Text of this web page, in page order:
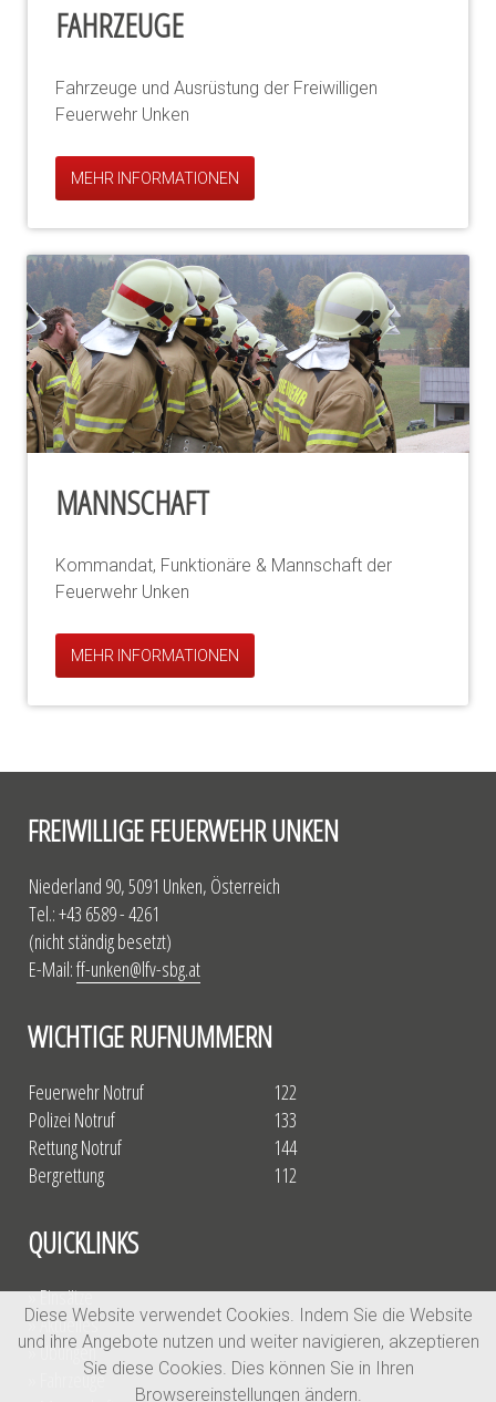
FAHRZEUGE
Fahrzeuge und Ausrüstung der Freiwilligen
Feuerwehr Unken
MEHR INFORMATIONEN
MANNSCHAFT
Kommandat, Funktionäre & Mannschaft der
Feuerwehr Unken
MEHR INFORMATIONEN
FREIWILLIGE FEUERWEHR UNKEN
Niederland 90, 5091 Unken, Österreich
Tel.: +43 6589 - 4261
(nicht ständig besetzt)
E-Mail:ff-unken@lfv-sbg.at
WICHTIGE RUFNUMMERN
Feuerwehr Notruf
Polizei Notruf
Rettung Notruf
Bergrettung
122
133
144
112
QUICKLINKS
» Einsätze
» Aktuelles
» Übungen
» Fahrzeuge
Diese Website verwendet Cookies. Indem Sie die Website
und ihre Angebote nutzen und weiter navigieren, akzeptieren
Sie diese Cookies. Dies können Sie in Ihren
Browsereinstellungen ändern.